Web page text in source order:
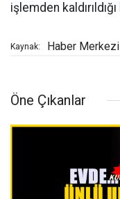
işlemden
Kaynak: Haber Merkezi
Öne Çıkanlar